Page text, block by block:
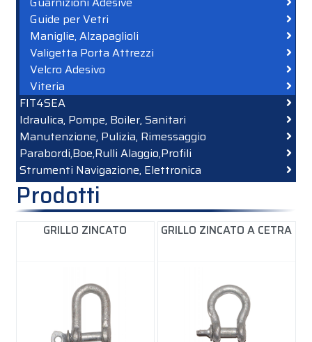
Guide per Vetri
Maniglie, Alzapaglioli
Valigetta Porta Attrezzi
Velcro Adesivo
Viteria
FIT4SEA
Idraulica, Pompe, Boiler, Sanitari
Manutenzione, Pulizia, Rimessaggio
Parabordi,Boe,Rulli Alaggio,Profili
Strumenti Navigazione, Elettronica
Prodotti
GRILLO ZINCATO GRILLO ZINCATO A CETRA